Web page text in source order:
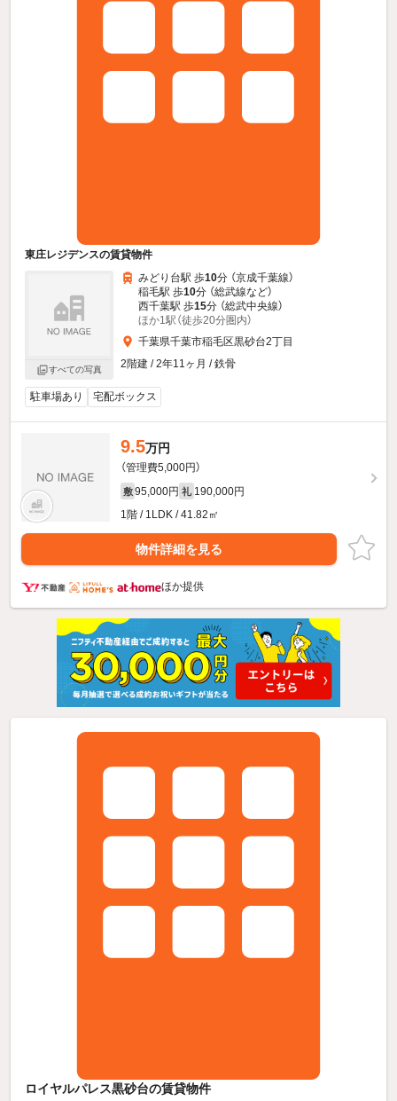
東庄レジデンスの賃貸物件
すべての写真
みどり台駅 歩10分 （京成千葉線）
稲毛駅 歩10分 （総武線など）
西千葉駅 歩15分 （総武中央線）
ほか1駅（徒歩20分圏内）
千葉県千葉市稲毛区黒砂台2丁目
2階建 / 2年11ヶ月 / 鉄骨
駐車場あり 宅配ボックス
9.5万円
（管理費5,000円）
敷 95,000円 礼 190,000円
1階 / 1LDK / 41.82㎡
物件詳細を見る
ほか提供
ロイヤルパレス黒砂台の賃貸物件